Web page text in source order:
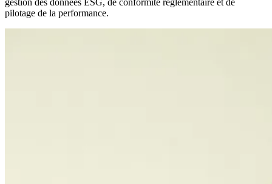
pilotage de la performance.